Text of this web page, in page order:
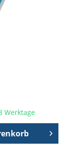
Werktage